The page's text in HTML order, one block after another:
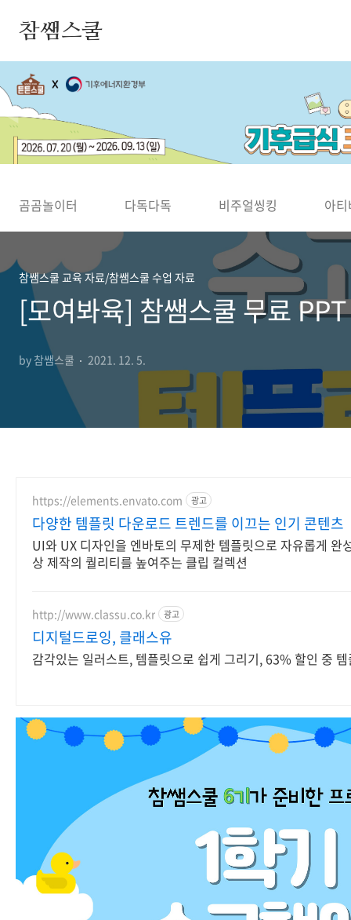
참쌤스쿨
◀
곰곰놀이터 다독다독 비주얼씽킹 아
참쌤스쿨 교육 자료/참쌤스쿨 수업 자료
[모여봐육] 참쌤스쿨 무료
by 참쌤스쿨 2021. 12. 5.
https://elements.envato.com 광고
다양한 템플릿 다운로드 트렌드를 이끄는 인기 콘텐츠
UI와 UX 디자인을 엔바토의 무제한 템플릿으로 자유롭게 완
상 제작의 퀄리티를 높여주는 클립 컬렉션
http://www.classu.co.kr 광고
디지털드로잉, 클래스유
감각있는 일러스트,